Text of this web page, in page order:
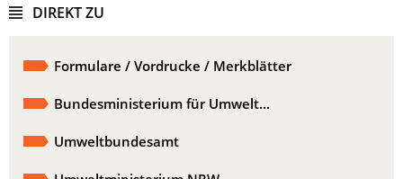
DIREKT ZU
Formulare / Vordrucke / Merkblätter
Bundesministerium für Umwelt...
Umweltbundesamt